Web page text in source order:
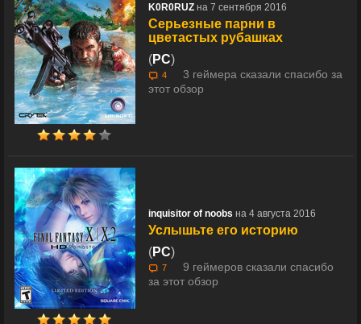
K0R0RUZ на 7 сентября 2016
Серьезные парни в
цветастых рубашках
(PC)
4
3 геймера сказали спасибо за
этот обзор
inquisitor of noobs на 4 августа 2016
Услышьте его историю
(PC)
7
9 геймеров сказали спасибо
за этот обзор